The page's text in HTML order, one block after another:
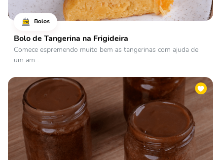
Bolos
Bolo de Tangerina na Frigideira
Comece espremendo muito bem as tangerinas com ajuda de
um am...